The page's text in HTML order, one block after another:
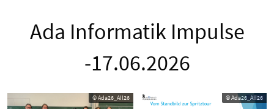
Ada Informatik Impulse
-17.06.2026
© Ada26_AII26 © Ada26_AII26